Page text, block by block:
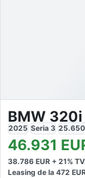
2025 Seria 3 25.650
46.931
38.786 EUR + 21%
Leasing de la 472